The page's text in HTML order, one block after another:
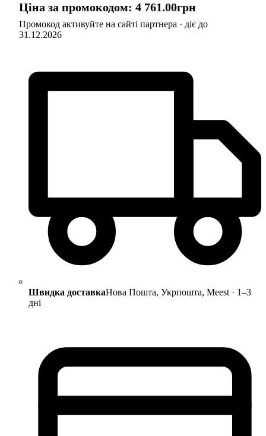
Ціна за промокодом: 4 761.00грн
Промокод активуйте на сайті партнера · діє до
31.12.2026
Швидка доставкаНова Пошта, Укрпошта, Meest · 1–3
дні